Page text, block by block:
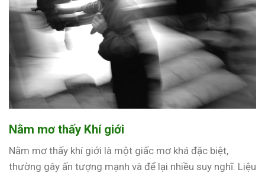
Nằm mơ thấy Khí giới
Nằm mơ thấy khí giới là một giấc mơ khá đặc biệt,
thường gây ấn tượng mạnh và để lại nhiều suy nghĩ. Liệu